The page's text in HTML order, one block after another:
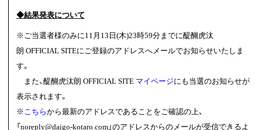
◆結果発表について
※ご当選者様のみに11月13日(木)23時59分までに醍醐虎汰
朗 OFFICIAL SITEにご登録のアドレスへメールでお知らせいたしま
す。
また、醍醐虎汰朗 OFFICIAL SITE マイページにも当選のお知らせが
表示されます。
※ こちらから最新のアドレスであることをご確認の上、
「noreply@daigo-kotaro.com」のアドレスからのメールが受信できるよ